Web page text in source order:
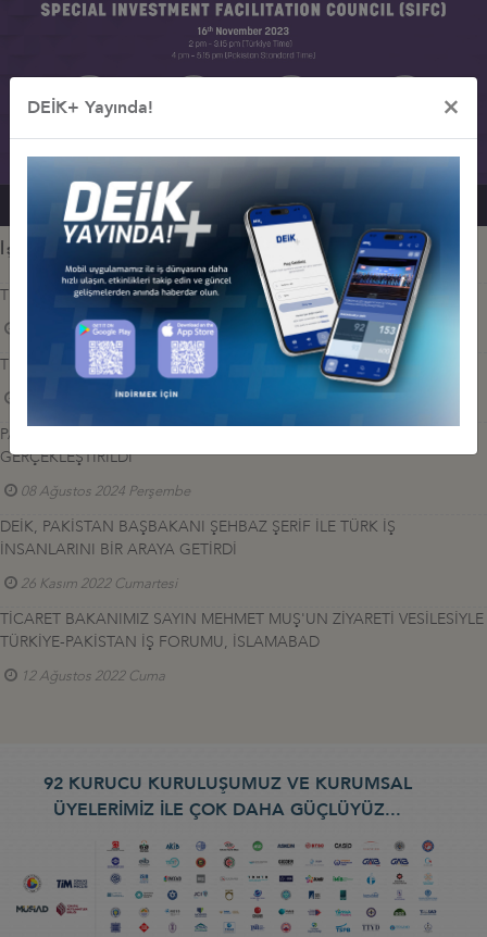
İş Konseyi ile Alakalı Diğer Etkinlikler
TÜRKİYE-PAKİSTAN İŞ FORUMU
04 Temmuz 2026 Cumartesi
TÜRKİYE-PAKİSTAN TİCARET HACMİ HEDEFİ 5 MİLYAR DOLAR
13 Şubat 2025 Perşembe
PAKİSTAN-TÜRKİYE YUVARLAK MASA TOPLANTISI İSLAMABAD’DA
GERÇEKLEŞTİRİLDİ
08 Ağustos 2024 Perşembe
DEİK, PAKİSTAN BAŞBAKANI ŞEHBAZ ŞERİF İLE TÜRK İŞ
İNSANLARINI BİR ARAYA GETİRDİ
26 Kasım 2022 Cumartesi
TİCARET BAKANIMIZ SAYIN MEHMET MUŞ'UN ZİYARETİ VESİLESİYLE
TÜRKİYE-PAKİSTAN İŞ FORUMU, İSLAMABAD
12 Ağustos 2022 Cuma
92 KURUCU KURULUŞUMUZ VE KURUMSAL
ÜYELERİMİZ İLE ÇOK DAHA GÜÇLÜYÜZ...
DEİK+ Yayında! ×